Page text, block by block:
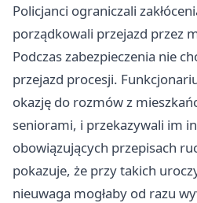
Policjanci ograniczali
porządkowali przejazd przez
Podczas zabezpieczenia nie
przejazd procesji.
okazję do rozmów z
seniorami, i przekazywali im
obowiązujących przepisach
pokazuje, że przy takich
nieuwaga mogłaby od razu